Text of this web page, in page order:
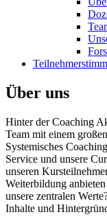
Über uns
Hinter der Coaching
Team mit einem
Systemisches
Service und unsere
unseren
Weiterbildung
unsere zentralen
Inhalte und